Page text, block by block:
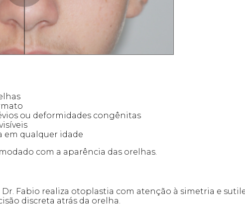
ou deformidades congênitas
em qualquer idade
com a aparência das orelhas.
Fabio realiza otoplastia com atenção à simetria e
discreta atrás da orelha.